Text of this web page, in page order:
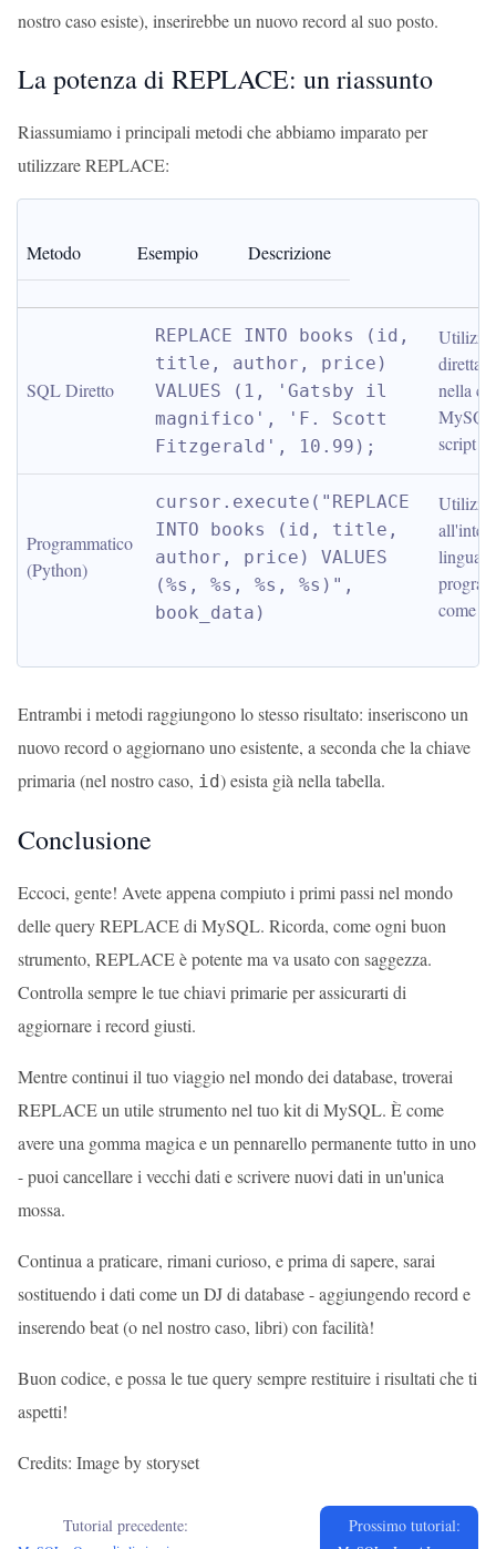
nostro caso esiste), inserirebbe un nuovo record al suo posto.
La potenza di REPLACE: un riassunto
Riassumiamo i principali metodi che abbiamo imparato per
utilizzare REPLACE:
Metodo Esempio Descrizione
SQL Diretto
REPLACE INTO books (id,
title, author, price)
VALUES (1, 'Gatsby il
magnifico', 'F. Scott
Fitzgerald', 10.99);
nella
script
Programmatico
(Python)
cursor.execute("REPLACE
INTO books (id, title,
author, price) VALUES
(%s, %s, %s, %s)",
book_data)
come
Entrambi i metodi raggiungono lo stesso risultato: inseriscono un
nuovo record o aggiornano uno esistente, a seconda che la chiave
primaria (nel nostro caso, id) esista già nella tabella.
Conclusione
Eccoci, gente! Avete appena compiuto i primi passi nel mondo
delle query REPLACE di MySQL. Ricorda, come ogni buon
strumento, REPLACE è potente ma va usato con saggezza.
Controlla sempre le tue chiavi primarie per assicurarti di
aggiornare i record giusti.
Mentre continui il tuo viaggio nel mondo dei database, troverai
REPLACE un utile strumento nel tuo kit di MySQL. È come
avere una gomma magica e un pennarello permanente tutto in uno
- puoi cancellare i vecchi dati e scrivere nuovi dati in un'unica
mossa.
Continua a praticare, rimani curioso, e prima di sapere, sarai
sostituendo i dati come un DJ di database - aggiungendo record e
inserendo beat (o nel nostro caso, libri) con facilità!
Buon codice, e possa le tue query sempre restituire i risultati che ti
aspetti!
Credits: Image by storyset
Tutorial precedente: Prossimo tutorial: